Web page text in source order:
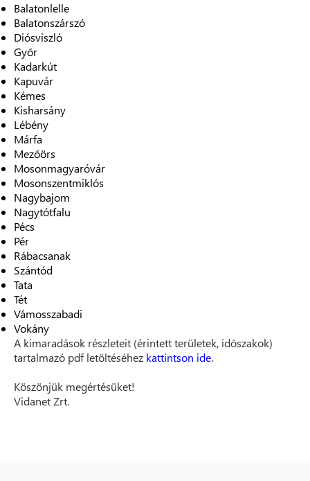
Balatonlelle
Balatonszárszó
Diósviszló
Győr
Kadarkút
Kapuvár
Kémes
Kisharsány
Lébény
Márfa
Mezőörs
Mosonmagyaróvár
Mosonszentmiklós
Nagybajom
Nagytótfalu
Pécs
Pér
Rábacsanak
Szántód
Tata
Tét
Vámosszabadi
Vokány
A kimaradások részleteit (érintett területek, időszakok)
tartalmazó pdf letöltéséhez kattintson ide.
Köszönjük megértésüket!
Vidanet Zrt.